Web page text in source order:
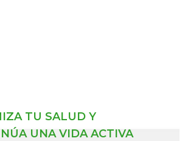
TU SALUD Y
UNA VIDA ACTIVA